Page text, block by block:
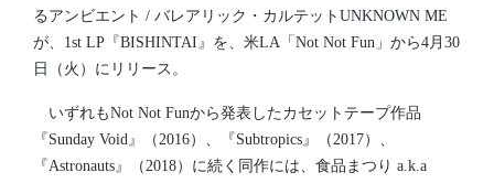
るアンビエント / バレアリック・カルテットUNKNOWN ME
が、1st LP『BISHINTAI』を、米LA「Not Not Fun」から4月30
日（火）にリリース。
いずれもNot Not Funから発表したカセットテープ作品
『Sunday Void‎』（2016）、『Subtropics』（2017）、
『Astronauts』（2018）に続く同作には、食品まつり a.k.a